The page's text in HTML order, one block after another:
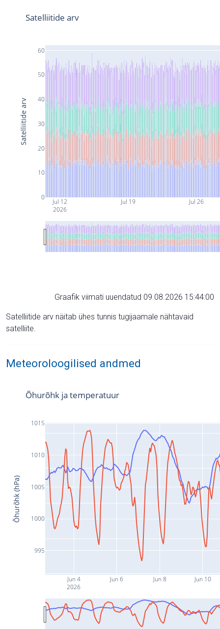
Jul 12
2026
Jul 19 Jul 26
0
10
20
30
40
50
60
Satelliitide arv
Satelliitide arv
Graafik viimati uuendatud 09.08.2026 15:44:00
Satelliitide arv näitab ühes tunnis tugijaamale nähtavaid
satelliite.
Meteoroloogilised andmed
Jun 4
2026
Jun 6 Jun 8 Jun 10
995
1000
1005
1010
1015
Õhurõhk ja temperatuur
Õhurõhk (hPa)